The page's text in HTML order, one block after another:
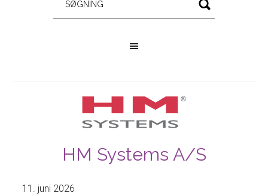
HM Systems A/S
11. juni 2026